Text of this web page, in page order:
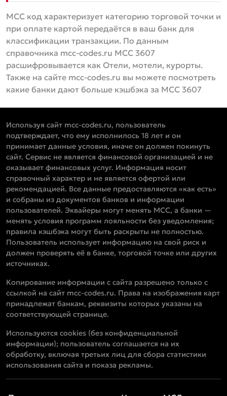
MCC код характеризует категорию торговой точки и
при оплате картой передаётся в ваш банк для
классификации транзакции. По данным
справочника mcc-codes.ru MCC 3607
расшифровывается как Отели, мотели, курорты.
Также на сайте mcc-codes.ru вы можете посмотреть
какие банки дают больше кэшбэка за MCC 3607
Используя сайт mcc-codes.ru, пользователь
подтверждает, что ему исполнилось 18 лет и он
принимает данные условия, иначе он должен покинуть
сайт. Сервис не является финансовой организацией и не
оказывает финансовых услуг. Информация носит
справочный характер и не является офертой или
рекомендацией. Все данные предоставляются «как есть»
и собраны из документов банков и информации
пользователей. Эквайеры могут менять MCC, а банки —
менять условия программ лояльности без уведомления;
правила кэшбэка могут быть раскрыты не полностью.
Пользователь использует информацию на свой риск и
должен проверять её в банке, торговой точке или других
источниках.
Копирование информации с сайта разрешено только с
ссылкой на сайт mcc-codes.ru. Права на изображения карт
принадлежат банкам, реквизиты которых указаны на
соответствующей странице.
Используются cookies (без конфиденциальной
информации); пользователь соглашается на их
обработку, включая третьих лиц для сбора статистики
использования сайта и показа рекламы.